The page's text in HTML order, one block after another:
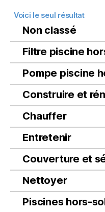
Voici le seul résultat
Non classé
Filtre piscine
Pompe piscine
Construire et
Chauffer
Entretenir
Couverture et
Nettoyer
Piscines hors-